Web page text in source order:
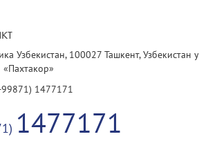
Узбекистан, 100027 Ташкент, Узбекистан
«Пахтакор»
1477171
1477171